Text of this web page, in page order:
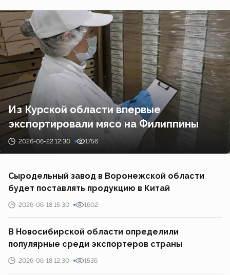
Сыродельный завод в Воронежской области
будет поставлять продукцию в Китай
2026-06-18 15:30 1602
В Новосибирской области определили
популярные среди экспортеров страны
2026-06-18 12:30 1536
Из Курской области впервые
экспортировали мясо на Филиппины
2026-06-22 12:30 1756